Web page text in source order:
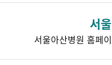
서
서울아산병원 홈페